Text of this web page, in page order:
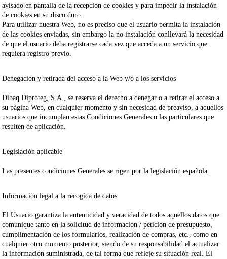
avisado en pantalla de la recepción de cookies y para impedir la instalación
de cookies en su disco duro.
Para utilizar nuestra Web, no es preciso que el usuario permita la instalación
de las cookies enviadas, sin embargo la no instalación conllevará la necesidad
de que el usuario deba registrarse cada vez que acceda a un servicio que
requiera registro previo.
Denegación y retirada del acceso a la Web y/o a los servicios
Dibaq Diproteg, S.A.,se reserva el derecho a denegar o a retirar el acceso a
su página Web, en cualquier momento y sin necesidad de preaviso, a aquellos
usuarios que incumplan estas Condiciones Generales o las particulares que
resulten de aplicación.
Legislación aplicable
Las presentes condiciones Generales se rigen por la legislación española.
Información legal a la recogida de datos
El Usuario garantiza la autenticidad y veracidad de todos aquellos datos que
comunique tanto en la solicitud de información / petición de presupuesto,
cumplimentación de los formularios, realización de compras, etc., como en
cualquier otro momento posterior, siendo de su responsabilidad el actualizar
la información suministrada, de tal forma que refleje su situación real. El